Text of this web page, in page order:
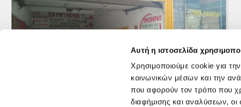
Αυτή η ιστοσελίδα
Χρησιμοποιούμε cookie για
κοινωνικών μέσων και την
που αφορούν τον τρόπο που
διαφήμισης και αναλύσεων,
1ΩΡΑ
6,00€